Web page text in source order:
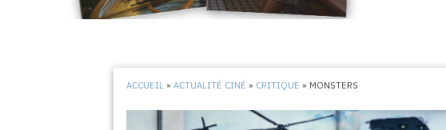
ACCUEIL »ACTUALITÉ CINÉ » CRITIQUE » MONSTERS